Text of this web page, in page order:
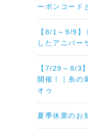
ーポンコード
【8/1～9/9】
したアニバー
【7/29～8/3
開催！｜糸の
オゥ
夏季休業のお